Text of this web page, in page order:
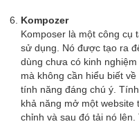
Kompozer
Komposer là một công cụ
sử dụng. Nó được tạo ra
dùng chưa có kinh
mà không cần hiểu biết
tính năng đáng chú ý.
khả năng mở một website
chỉnh và sau đó tải nó